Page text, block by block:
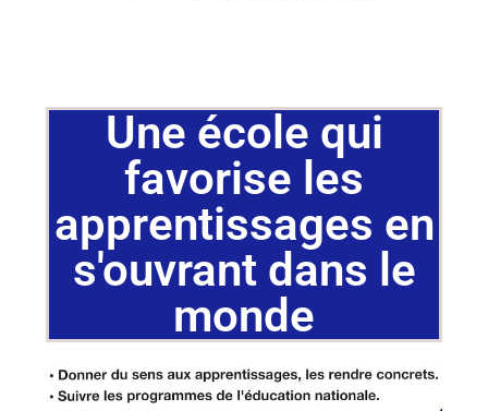
Une école qui
favorise les
apprentissages en
s'ouvrant dans le
monde